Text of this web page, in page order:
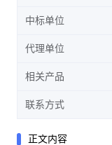
中标单位
代理单位
相关产品
联系方式
正文内容